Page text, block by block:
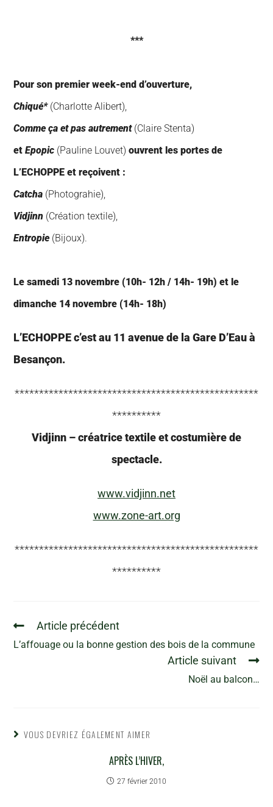
***
Pour son premier week-end d’ouverture,
Chiqué* (Charlotte Alibert),
Comme ça et pas autrement (Claire Stenta)
etEpopic (Pauline Louvet)ouvrent les portes de
L’ECHOPPE et reçoivent :
Catcha (Photograhie),
Vidjinn (Création textile),
Entropie (Bijoux).
Le samedi 13 novembre (10h- 12h / 14h- 19h) et le
dimanche 14 novembre (14h- 18h)
L’ECHOPPE c’est au 11 avenue de la Gare D’Eau à
Besançon.
**************************************************
**********
Vidjinn – créatrice textile et costumière de
spectacle.
www.vidjinn.net
www.zone-art.org
**************************************************
**********
Article précédent
L’affouage ou la bonne gestion des bois de la commune
Article suivant
Noël au balcon…
VOUS DEVRIEZ ÉGALEMENT AIMER
APRÈS L’HIVER,
27 février 2010